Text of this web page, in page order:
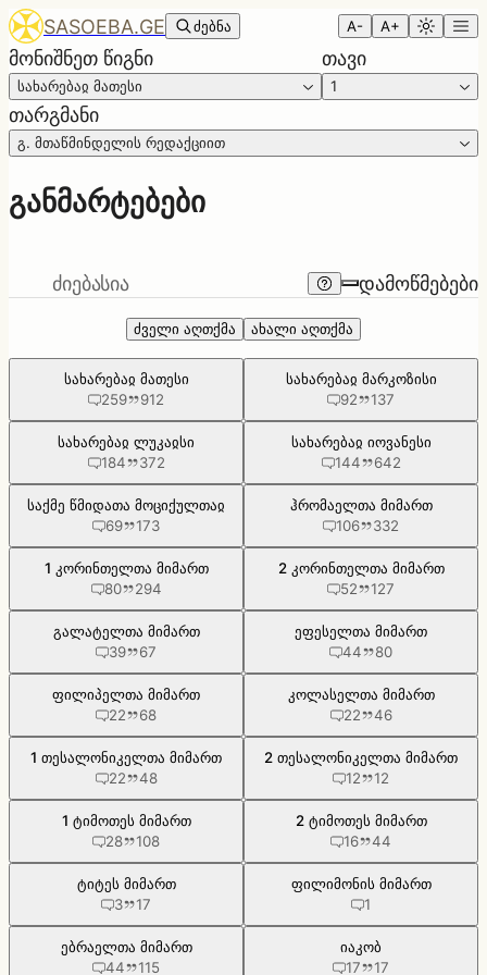
SASOEBA.GE ძებნა A- A+
მონიშნეთ წიგნი
სახარებაჲ მათესი
თავი
1
თარგმანი
გ. მთაწმინდელის რედაქციით
განმარტებები
ძიებასია დამოწმებები
ძველი აღთქმა ახალი აღთქმა
სახარებაჲ მათესი
259
912
სახარებაჲ მარკოზისი
92
137
სახარებაჲ ლუკაჲსი
184
372
სახარებაჲ იოვანესი
144
642
საქმე წმიდათა მოციქულთაჲ
69
173
ჰრომაელთა მიმართ
106
332
1 კორინთელთა მიმართ
80
294
2 კორინთელთა მიმართ
52
127
გალატელთა მიმართ
39
67
ეფესელთა მიმართ
44
80
ფილიპელთა მიმართ
22
68
კოლასელთა მიმართ
22
46
1 თესალონიკელთა მიმართ
22
48
2 თესალონიკელთა მიმართ
12
12
1 ტიმოთეს მიმართ
28
108
2 ტიმოთეს მიმართ
16
44
ტიტეს მიმართ
3
17
ფილიმონის მიმართ
1
ებრაელთა მიმართ
44
115
იაკობ
17
17